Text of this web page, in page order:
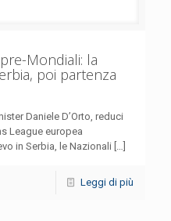
Mondiali: la
poi partenza
Daniele D’Orto, reduci
League europea
in Serbia, le Nazionali […]
Leggi di più